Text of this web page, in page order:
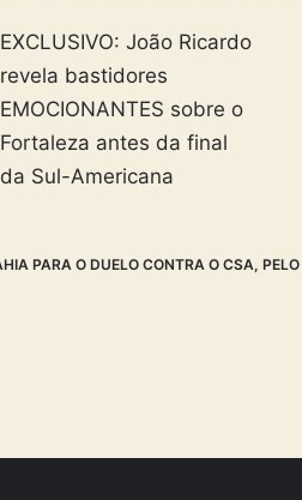
EXCLUSIVO: João Ricardo
revela bastidores
EMOCIONANTES sobre o
Fortaleza antes da final
da Sul-Americana
PARA O DUELO CONTRA O CSA, PELO